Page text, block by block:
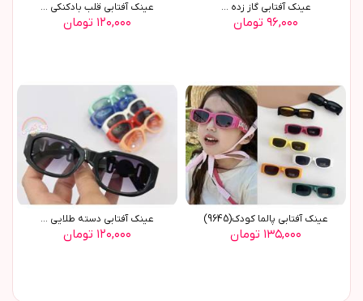
عينک آفتابي گاز زده ...
۹۶,۰۰۰ تومان
عينک آفتابي قلب بادکنکي ...
۱۲۰,۰۰۰ تومان
عينک آفتابي پالما کودک(9645)
۱۳۵,۰۰۰ تومان
عينک آفتابي دسته طلايي ...
۱۲۰,۰۰۰ تومان